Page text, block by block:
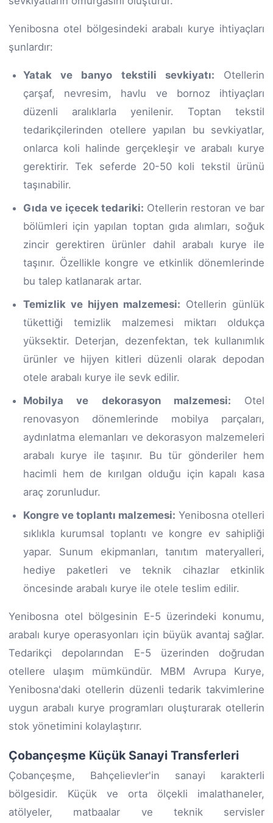
Yenibosna otel bölgesindeki arabalı kurye ihtiyaçları
şunlardır:
Yatak ve banyo tekstili sevkiyatı: Otellerin
çarşaf, nevresim, havlu ve bornoz ihtiyaçları
düzenli aralıklarla yenilenir. Toptan tekstil
tedarikçilerinden otellere yapılan bu sevkiyatlar,
onlarca koli halinde gerçekleşir ve arabalı kurye
gerektirir. Tek seferde 20-50 koli tekstil ürünü
taşınabilir.
Gıda ve içecek tedariki: Otellerin restoran ve bar
bölümleri için yapılan toptan gıda alımları, soğuk
zincir gerektiren ürünler dahil arabalı kurye ile
taşınır. Özellikle kongre ve etkinlik dönemlerinde
bu talep katlanarak artar.
Temizlik ve hijyen malzemesi: Otellerin günlük
tükettiği temizlik malzemesi miktarı oldukça
yüksektir. Deterjan, dezenfektan, tek kullanımlık
ürünler ve hijyen kitleri düzenli olarak depodan
otele arabalı kurye ile sevk edilir.
Mobilya ve dekorasyon malzemesi: Otel
renovasyon dönemlerinde mobilya parçaları,
aydınlatma elemanları ve dekorasyon malzemeleri
arabalı kurye ile taşınır. Bu tür gönderiler hem
hacimli hem de kırılgan olduğu için kapalı kasa
araç zorunludur.
Kongre ve toplantı malzemesi: Yenibosna otelleri
sıklıkla kurumsal toplantı ve kongre ev sahipliği
yapar. Sunum ekipmanları, tanıtım materyalleri,
hediye paketleri ve teknik cihazlar etkinlik
öncesinde arabalı kurye ile otele teslim edilir.
Yenibosna otel bölgesinin E-5 üzerindeki konumu,
arabalı kurye operasyonları için büyük avantaj sağlar.
Tedarikçi depolarından E-5 üzerinden doğrudan
otellere ulaşım mümkündür. MBM Avrupa Kurye,
Yenibosna'daki otellerin düzenli tedarik takvimlerine
uygun arabalı kurye programları oluşturarak otellerin
stok yönetimini kolaylaştırır.
Çobançeşme Küçük Sanayi Transferleri
Çobançeşme, Bahçelievler'in sanayi karakterli
bölgesidir. Küçük ve orta ölçekli imalathaneler,
atölyeler, matbaalar ve teknik servisler